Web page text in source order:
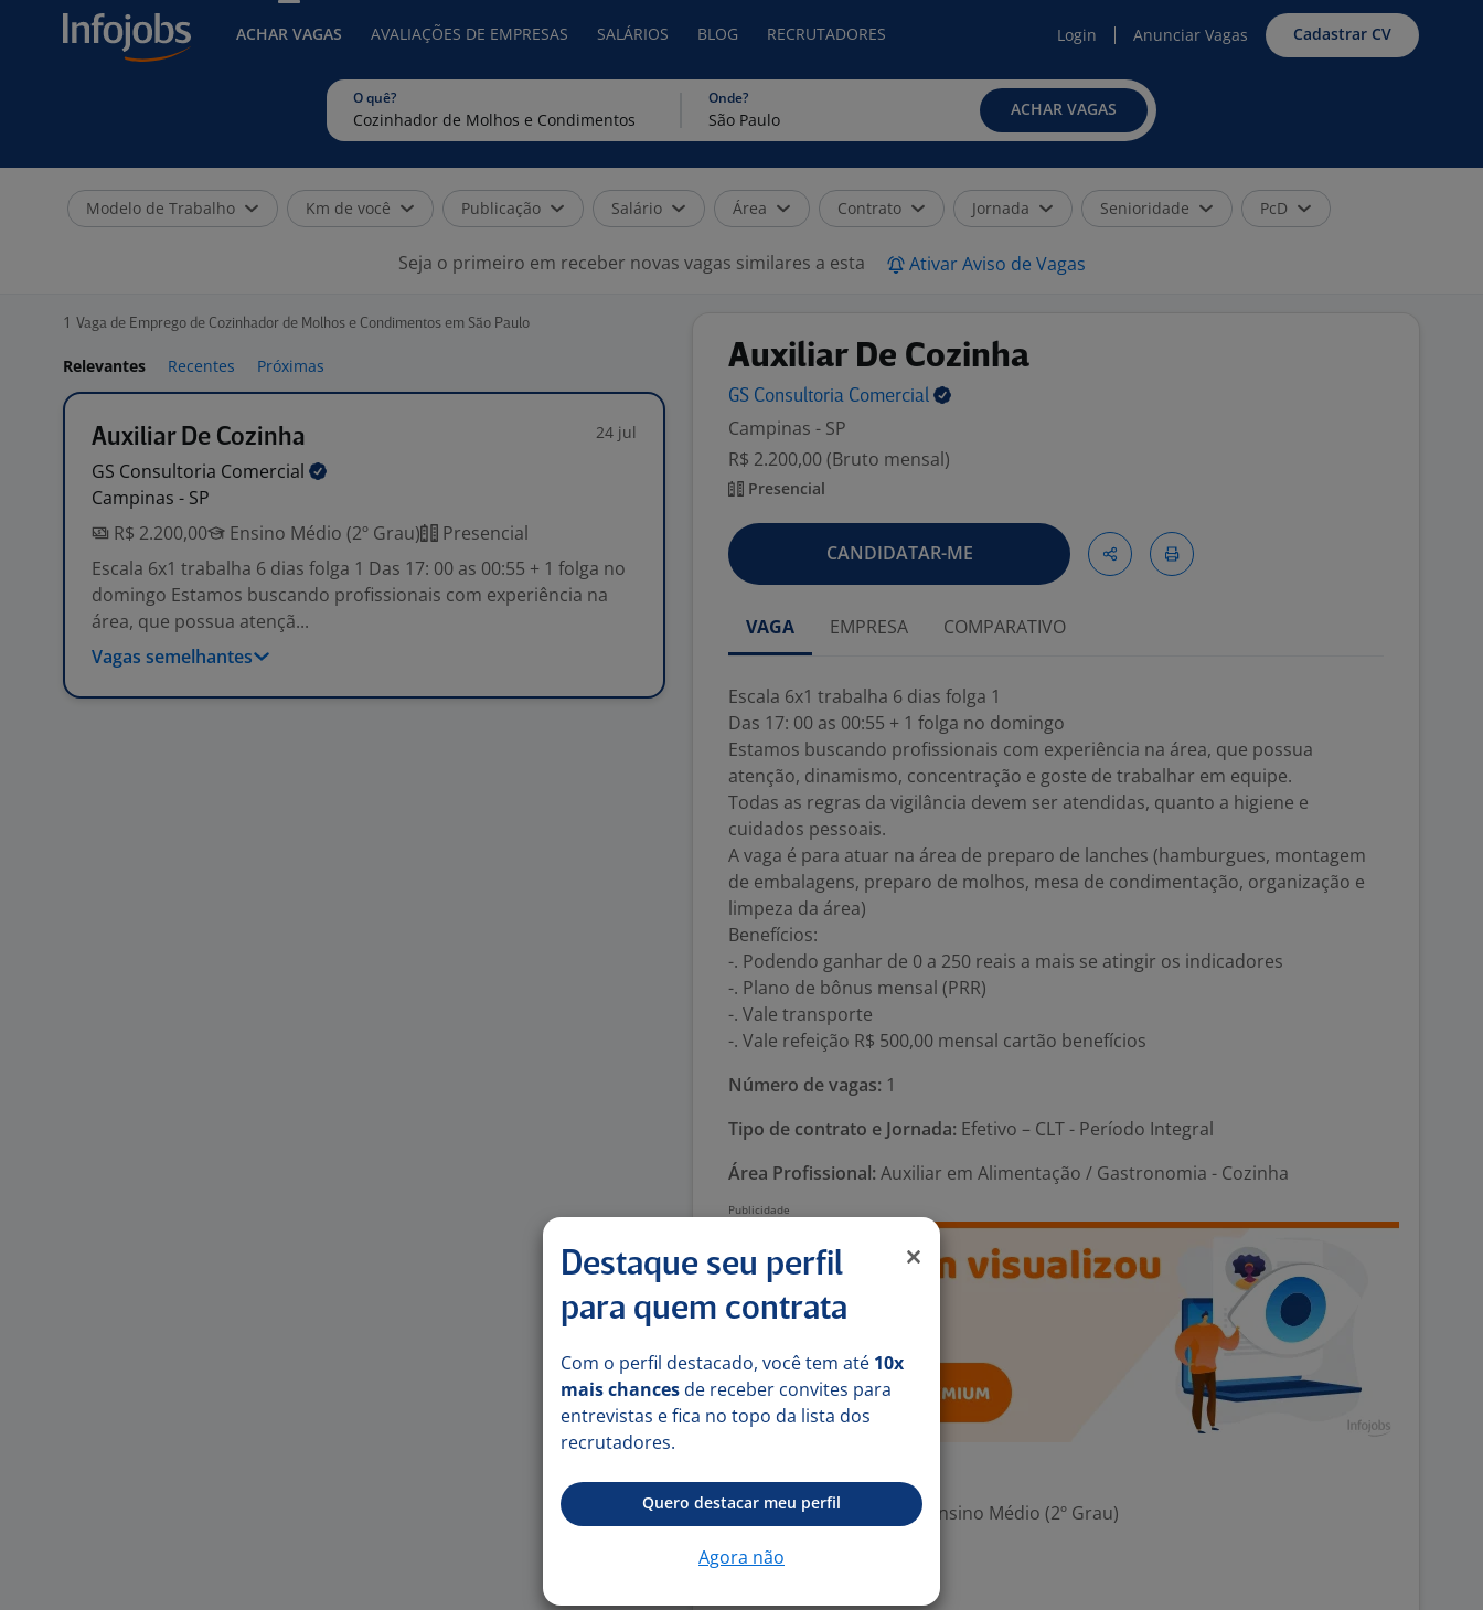
ACHAR VAGAS AVALIAÇÕES DE EMPRESAS SALÁRIOS BLOG RECRUTADORES Login Anunciar Vagas Cadastrar CV
O quê? Onde?
ACHAR VAGAS
Modelo de Trabalho Km de você Publicação Salário Área Contrato Jornada Senioridade PcD
Seja o primeiro em receber novas vagas similares a esta Ativar Aviso de Vagas
1 Vaga de Emprego de Cozinhador de Molhos e Condimentos em São Paulo
Relevantes Recentes Próximas
Auxiliar De Cozinha 24 jul
GS Consultoria Comercial
Campinas - SP
R$ 2.200,00
Ensino Médio (2º Grau)
Presencial
Escala 6x1 trabalha 6 dias folga 1 Das 17: 00 as 00:55 + 1 folga no
domingo Estamos buscando profissionais com experiência na
área, que possua atençã...
Vagas semelhantes
Auxiliar De Cozinha
GS Consultoria Comercial
Campinas - SP
R$ 2.200,00 (Bruto mensal)
Presencial
CANDIDATAR-ME
VAGA EMPRESA COMPARATIVO
Escala 6x1 trabalha 6 dias folga 1
Das 17: 00 as 00:55 + 1 folga no domingo
Estamos buscando profissionais com experiência na área, que possua
atenção, dinamismo, concentração e goste de trabalhar em equipe.
Todas as regras da vigilância devem ser atendidas, quanto a higiene e
cuidados pessoais.
A vaga é para atuar na área de preparo de lanches (hamburgues, montagem
de embalagens, preparo de molhos, mesa de condimentação, organização e
limpeza da área)
Benefícios:
-. Podendo ganhar de 0 a 250 reais a mais se atingir os indicadores
-. Plano de bônus mensal (PRR)
-. Vale transporte
-. Vale refeição R$ 500,00 mensal cartão benefícios
Número de vagas: 1
Tipo de contrato e Jornada: Efetivo – CLT - Período Integral
Área Profissional: Auxiliar em Alimentação / Gastronomia - Cozinha
Escolaridade Mínima: Ensino Médio (2º Grau)
Denunciar vaga
Destaque seu perfil
para quem contrata
Com o perfil destacado, você tem até 10x
mais chances de receber convites para
entrevistas e fica no topo da lista dos
recrutadores.
Quero destacar meu perfil
Agora não